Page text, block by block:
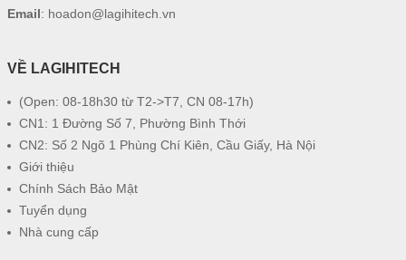
Email: hoadon@lagihitech.vn
VỀ LAGIHITECH
(Open: 08-18h30 từ T2->T7, CN 08-17h)
CN1: 1 Đường Số 7, Phường Bình Thới
CN2: Số 2 Ngõ 1 Phùng Chí Kiên, Cầu Giấy, Hà Nội
Giới thiệu
Chính Sách Bảo Mật
Tuyển dụng
Nhà cung cấp